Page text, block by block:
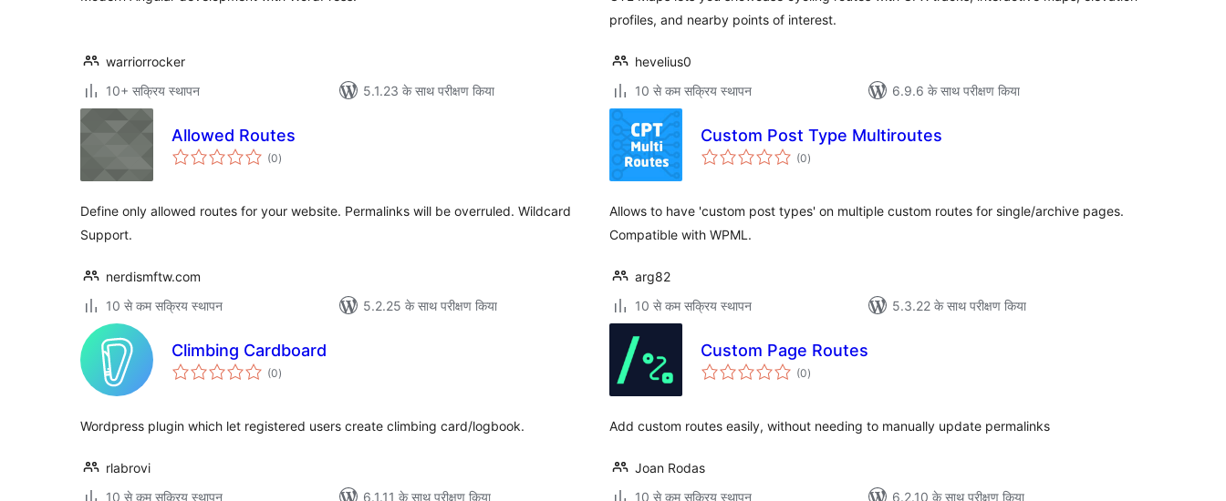
warriorrocker
10+ सक्रिय स्थापन
5.1.23 के साथ परीक्षण किया
profiles, and nearby points of interest.
hevelius0
10 से कम सक्रिय स्थापन
6.9.6 के साथ परीक्षण किया
Allowed Routes
(0कुल
दर)
Define only allowed routes for your website. Permalinks will be overruled. Wildcard
Support.
nerdismftw.com
10 से कम सक्रिय स्थापन
5.2.25 के साथ परीक्षण किया
Custom Post Type Multiroutes
(0कुल
दर)
Allows to have 'custom post types' on multiple custom routes for single/archive pages.
Compatible with WPML.
arg82
10 से कम सक्रिय स्थापन
5.3.22 के साथ परीक्षण किया
Climbing Cardboard
(0कुल
दर)
Wordpress plugin which let registered users create climbing card/logbook.
rlabrovi
10 से कम सक्रिय स्थापन
6.1.11 के साथ परीक्षण किया
Custom Page Routes
(0कुल
दर)
Add custom routes easily, without needing to manually update permalinks
Joan Rodas
10 से कम सक्रिय स्थापन
6.2.10 के साथ परीक्षण किया